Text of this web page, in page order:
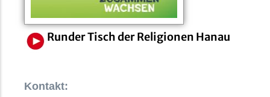
Runder Tisch der Religionen Hanau
Kontakt: